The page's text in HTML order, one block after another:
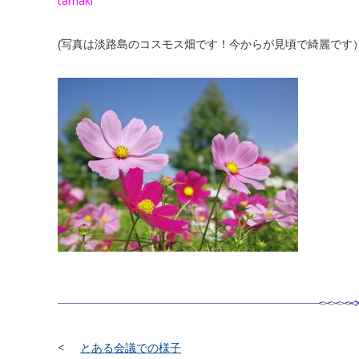
(写真は淡路島のコスモス畑です！今からが見頃で綺麗です）
とある会議での様子